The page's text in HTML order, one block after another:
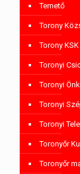
Temető
Torony
Torony KSK
Toronyi
Toronyi
Toronyi
Toronyi
Toronyőr
Toronyőr